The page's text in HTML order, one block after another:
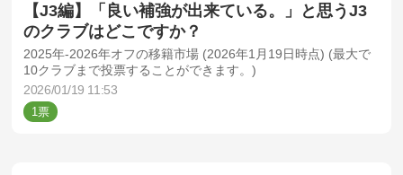
【J3編】「良い補強が出来ている。」と思うJ3
のクラブはどこですか？
2025年-2026年オフの移籍市場 (2026年1月19日時点) (最大で
10クラブまで投票することができます。)
2026/01/19 11:53
1